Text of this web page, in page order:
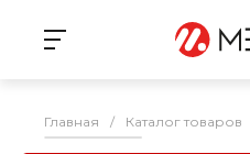
Главная / Каталог товаров